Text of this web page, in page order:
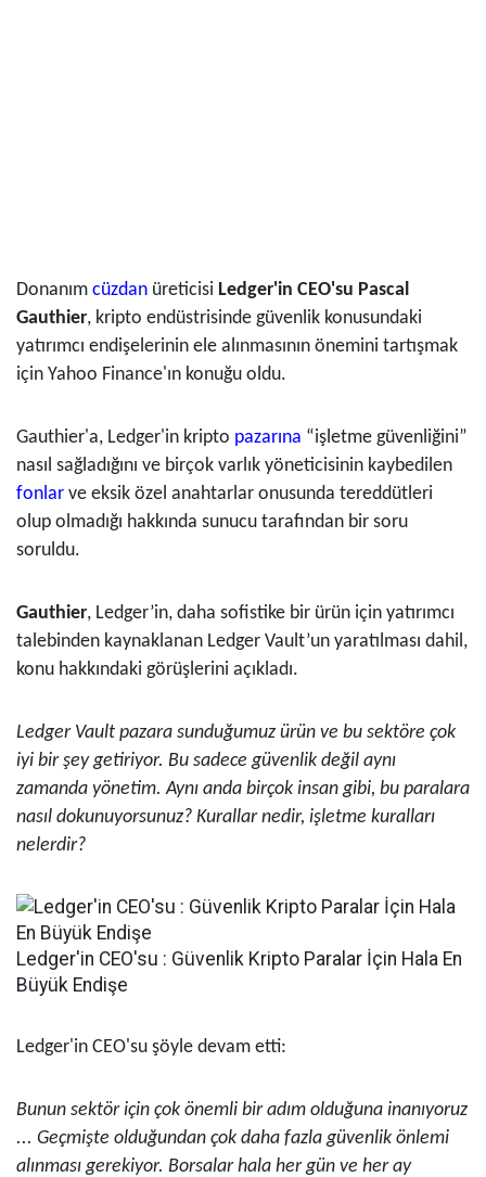
Donanım cüzdan üreticisi Ledger'in CEO'su Pascal
Gauthier, kripto endüstrisinde güvenlik konusundaki
yatırımcı endişelerinin ele alınmasının önemini tartışmak
için Yahoo Finance'ın konuğu oldu.
Gauthier'a, Ledger'in kripto pazarına “işletme güvenliğini”
nasıl sağladığını ve birçok varlık yöneticisinin kaybedilen
fonlar ve eksik özel anahtarlar onusunda tereddütleri
olup olmadığı hakkında sunucu tarafından bir soru
soruldu.
Gauthier, Ledger’in, daha sofistike bir ürün için yatırımcı
talebinden kaynaklanan Ledger Vault’un yaratılması dahil,
konu hakkındaki görüşlerini açıkladı.
Ledger Vault pazara sunduğumuz ürün ve bu sektöre çok
iyi bir şey getiriyor. Bu sadece güvenlik değil aynı
zamanda yönetim. Aynı anda birçok insan gibi, bu paralara
nasıl dokunuyorsunuz? Kurallar nedir, işletme kuralları
nelerdir?
Ledger'in CEO'su : Güvenlik Kripto Paralar İçin Hala En
Büyük Endişe
Ledger'in CEO'su şöyle devam etti:
Bunun sektör için çok önemli bir adım olduğuna inanıyoruz
... Geçmişte olduğundan çok daha fazla güvenlik önlemi
alınması gerekiyor. Borsalar hala her gün ve her ay